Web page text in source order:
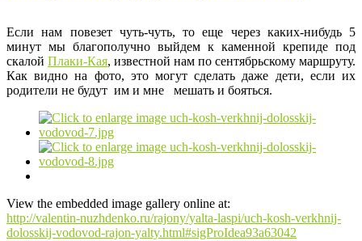
Если нам повезет чуть-чуть, то еще через каких-нибудь 5
минут мы благополучно выйдем к каменной крепиде под
скалой Плаки-Кая, известной нам по сентябрьскому маршруту.
Как видно на фото, это могут сделать даже дети, если их
родители не будут им и мне мешать и бояться.
View the embedded image gallery online at:
http://valentin-nuzhdenko.ru/rajony/yalta-laspi/uch-kosh-verkhnij-
dolosskij-vodovod-rajon-yalty.html#sigProIdea93a63042